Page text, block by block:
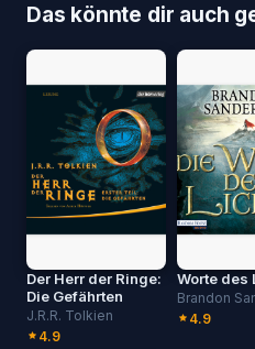
Das könnte dir auch
Der Herr der Ringe:
Die Gefährten
J.R.R. Tolkien
4.9
Worte des
Brandon
4.9